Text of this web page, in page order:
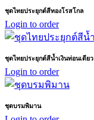
ชุดไทยประยุกต์สีทองโรสโกล
Login to order
ชุดไทยประยุกต์สีน้ำเงินท่อนเดียว
Login to order
ชุดบรมพิมาน